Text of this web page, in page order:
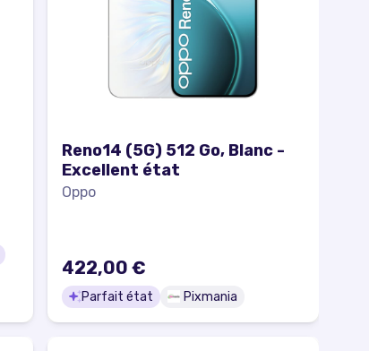
Reno14 (5G) 512 Go, Blanc -
Excellent état
Oppo
422,00 €
Parfait état Pixmania